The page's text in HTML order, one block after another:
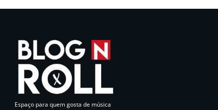
Espaço para quem gosta de música